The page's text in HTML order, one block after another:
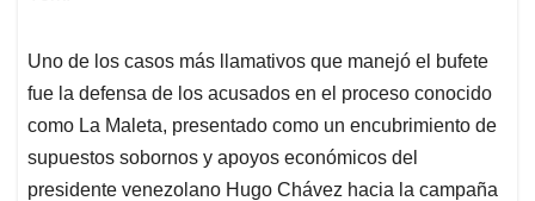
Uno de los casos más llamativos que manejó el bufete
fue la defensa de los acusados en el proceso conocido
como La Maleta, presentado como un encubrimiento de
supuestos sobornos y apoyos económicos del
presidente venezolano Hugo Chávez hacia la campaña